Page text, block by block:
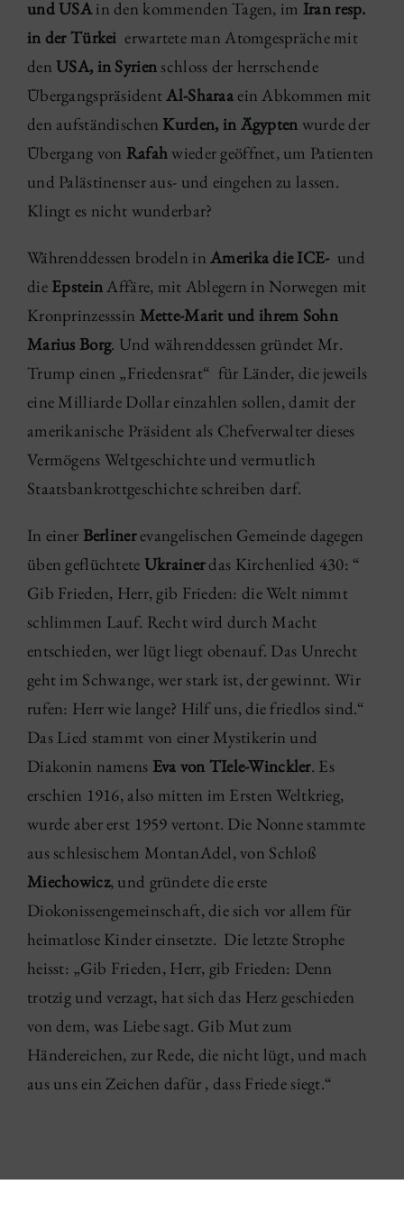
und USAin den kommenden Tagen, im Iran resp.
in der Türkei erwartete man Atomgespräche mit
denUSA, in Syrienschloss der herrschende
ÜbergangspräsidentAl-Sharaaein Abkommen mit
den aufständischen Kurden, in Ägypten wurde der
Übergang von Rafahwieder geöffnet, um Patienten
und Palästinenser aus- und eingehen zu lassen.
Klingt es nicht wunderbar?
Währenddessen brodeln inAmerika die ICE- und
die EpsteinAffäre, mit Ablegern in Norwegen mit
Kronprinzesssin Mette-Marit und ihrem Sohn
Marius Borg. Und währenddessen gründet Mr.
Trump einen „Friedensrat“ für Länder, die jeweils
eine Milliarde Dollar einzahlen sollen, damit der
amerikanische Präsident als Chefverwalter dieses
Vermögens Weltgeschichte und vermutlich
Staatsbankrottgeschichte schreiben darf.
In einer Berlinerevangelischen Gemeinde dagegen
üben geflüchtete Ukrainerdas Kirchenlied 430: “
Gib Frieden, Herr, gib Frieden: die Welt nimmt
schlimmen Lauf. Recht wird durch Macht
entschieden, wer lügt liegt obenauf. Das Unrecht
geht im Schwange, wer stark ist, der gewinnt. Wir
rufen: Herr wie lange? Hilf uns, die friedlos sind.“
Das Lied stammt von einer Mystikerin und
Diakonin namens Eva von TIele-Winckler. Es
erschien 1916, also mitten im Ersten Weltkrieg,
wurde aber erst 1959 vertont. Die Nonne stammte
aus schlesischem MontanAdel, von Schloß
Miechowicz, und gründete die erste
Diokonissengemeinschaft, die sich vor allem für
heimatlose Kinder einsetzte. Die letzte Strophe
heisst: „Gib Frieden, Herr, gib Frieden: Denn
trotzig und verzagt, hat sich das Herz geschieden
von dem, was Liebe sagt. Gib Mut zum
Händereichen, zur Rede, die nicht lügt, und mach
aus uns ein Zeichen dafür , dass Friede siegt.“